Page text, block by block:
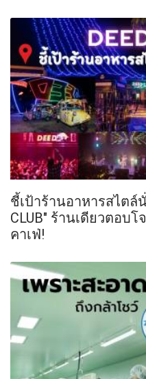
ชี้เป้าร้านอาหารสไตล์
CLUB" ร้านเดียวตอบ
คาเฟ่!